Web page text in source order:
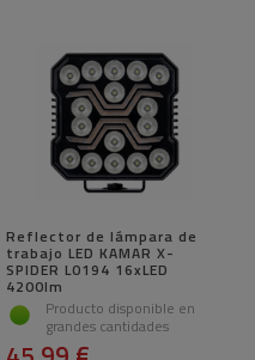
Reflector de lámpara de
trabajo LED KAMAR X-
SPIDER L0194 16xLED
4200lm
Producto disponible en
grandes cantidades